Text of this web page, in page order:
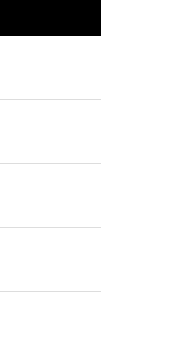
保守管
仕
検索エンジン